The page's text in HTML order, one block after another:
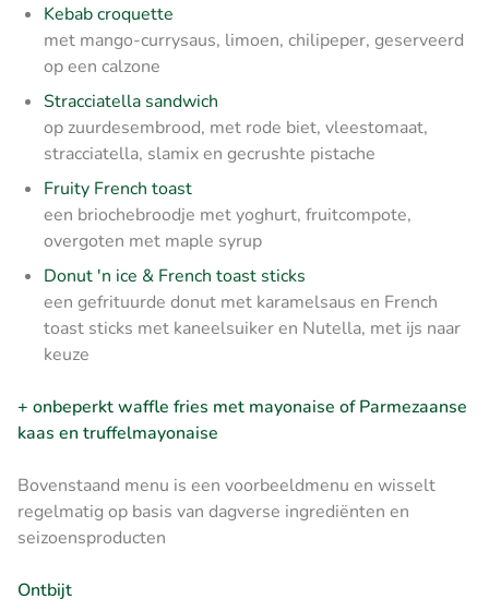
Kebab croquette
met mango-currysaus, limoen, chilipeper, geserveerd
op een calzone
Stracciatella sandwich
op zuurdesembrood, met rode biet, vleestomaat,
stracciatella, slamix en gecrushte pistache
Fruity French toast
een briochebroodje met yoghurt, fruitcompote,
overgoten met maple syrup
Donut 'n ice & French toast sticks
een gefrituurde donut met karamelsaus en French
toast sticks met kaneelsuiker en Nutella, met ijs naar
keuze
+ onbeperkt waffle fries met mayonaise of Parmezaanse
kaas en truffelmayonaise
Bovenstaand menu is een voorbeeldmenu en wisselt
regelmatig op basis van dagverse ingrediënten en
seizoensproducten
Ontbijt